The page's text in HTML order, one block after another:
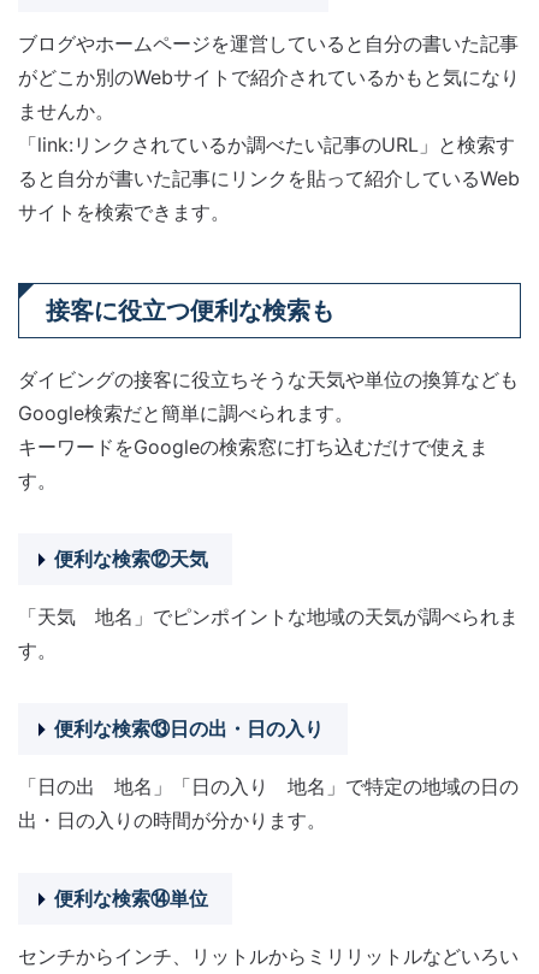
ブログやホームページを運営していると自分の書いた記事
がどこか別のWebサイトで紹介されているかもと気になり
ませんか。
「link:リンクされているか調べたい記事のURL」と検索す
ると自分が書いた記事にリンクを貼って紹介しているWeb
サイトを検索できます。
接客に役立つ便利な検索も
ダイビングの接客に役立ちそうな天気や単位の換算なども
Google検索だと簡単に調べられます。
キーワードをGoogleの検索窓に打ち込むだけで使えま
す。
便利な検索⑫天気
「天気 地名」でピンポイントな地域の天気が調べられま
す。
便利な検索⑬日の出・日の入り
「日の出 地名」「日の入り 地名」で特定の地域の日の
出・日の入りの時間が分かります。
便利な検索⑭単位
センチからインチ、リットルからミリリットルなどいろい